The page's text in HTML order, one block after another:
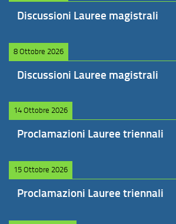
Discussioni Lauree magistrali
8 Ottobre 2026
Discussioni Lauree magistrali
14 Ottobre 2026
Proclamazioni Lauree triennali
15 Ottobre 2026
Proclamazioni Lauree triennali